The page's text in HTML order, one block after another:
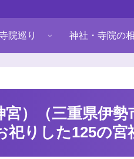
院巡り 神社・寺院の
）（三重県伊
祀りした125の宮